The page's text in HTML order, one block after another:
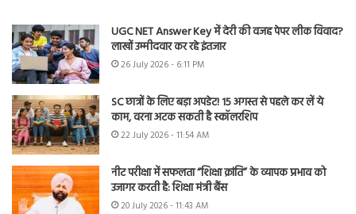
UGC NET Answer Key में देरी की वजह पेपर लीक विवाद?
लाखों उम्मीदवार कर रहे इंतजार
26 July 2026 - 6:11 PM
SC छात्रों के लिए बड़ा अपडेट! 15 अगस्त से पहले कर लें ये
काम, वरना अटक सकती है स्कॉलरशिप
22 July 2026 - 11:54 AM
नीट परीक्षा में सफलता “शिक्षा क्रांति” के व्यापक प्रभाव को
उजागर करती है: शिक्षा मंत्री बैंस
20 July 2026 - 11:43 AM